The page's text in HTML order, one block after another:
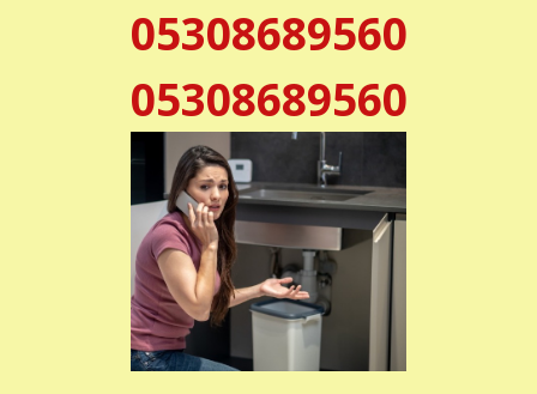
05308689560
05308689560